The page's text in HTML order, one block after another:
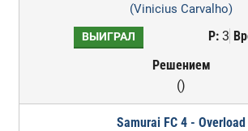
(Vinicius Carvalho)
ВЫИГРАЛ Р:3
Решением
()
Samurai FC 4 - Overload